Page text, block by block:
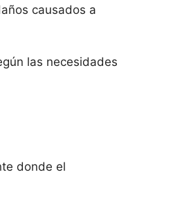
causados a
las necesidades
donde el